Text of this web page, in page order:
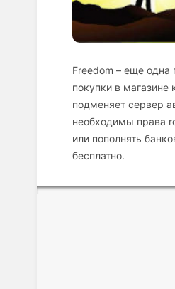
Freedom – еще
покупки в магазине
подменяет сервер
необходимы права
или пополнять
бесплатно.